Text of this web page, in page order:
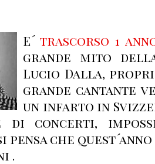
E´ trascorso 1
grande mito
Lucio Dalla,
grande cantante
un infarto in
di concerti,
pensa che
.